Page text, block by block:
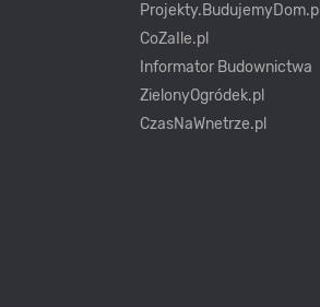
Projekty.BudujemyDom.pl
CoZaIle.pl
Informator Budownictwa
ZielonyOgródek.pl
CzasNaWnetrze.pl